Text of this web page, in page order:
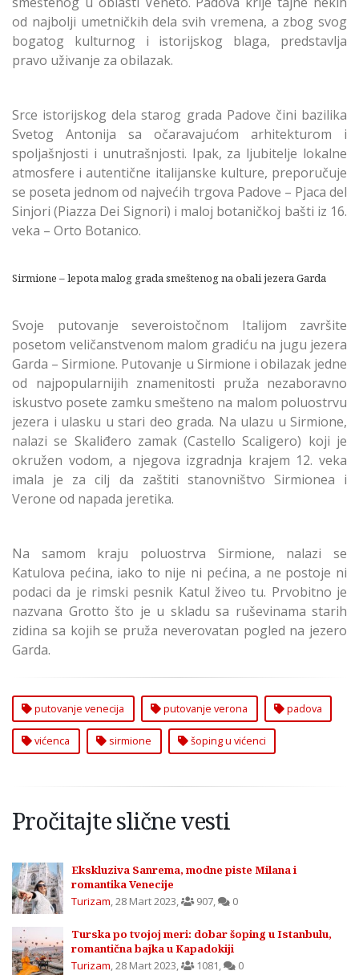
od najbolji umetničkih dela svih vremena, a zbog svog
bogatog kulturnog i istorijskog blaga, predstavlja
pravo uživanje za obilazak.
Srce istorijskog dela starog grada Padove čini bazilika
Svetog Antonija sa očaravajućom arhitekturom i
spoljašnjosti i unutrašnjosti. Ipak, za ljubitelje lokalne
atmosfere i autentične italijanske kulture, preporučuje
se poseta jednom od najvećih trgova Padove – Pjaca del
Sinjori (Piazza Dei Signori) i maloj botaničkoj bašti iz 16.
veka – Orto Botanico.
Sirmione – lepota malog grada smeštenog na obali jezera Garda
Svoje putovanje severoistočnom Italijom završite
posetom veličanstvenom malom gradiću na jugu jezera
Garda – Sirmione. Putovanje u Sirmione i obilazak jedne
od najpopularnijih znamenitosti pruža nezaboravno
iskustvo posete zamku smešteno na malom poluostrvu
jezera i ulasku u stari deo grada. Na ulazu u Sirmione,
nalazi se Skaliđero zamak (Castello Scaligero) koji je
okružen vodom, a njegova izgradnja krajem 12. veka
imala je za cilj da zaštiti stanovništvo Sirmionea i
Verone od napada jeretika.
Na samom kraju poluostrva Sirmione, nalazi se
Katulova pećina, iako to nije ni pećina, a ne postoje ni
podaci da je rimski pesnik Katul živeo tu. Prvobitno je
nazvana Grotto što je u skladu sa ruševinama starih
zidina sa kojih se pruža neverovatan pogled na jezero
Garda.
putovanje venecija putovanje verona padova
vićenca sirmione šoping u vićenci
Pročitajte slične vesti
Ekskluziva Sanrema, modne piste Milana i
romantika Venecije
Turizam,28 Mart 2023, 907, 0
Turska po tvojoj meri: dobar šoping u Istanbulu,
romantična bajka u Kapadokiji
Turizam,28 Mart 2023, 1081, 0